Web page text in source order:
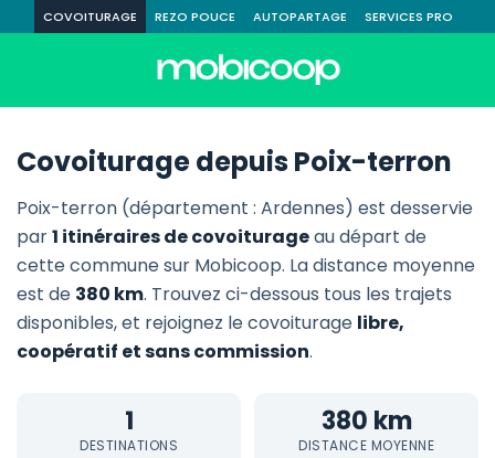
COVOITURAGE REZO POUCE AUTOPARTAGE SERVICES PRO
Covoiturage depuis Poix-terron
Poix-terron (département : Ardennes) est desservie
par1 itinéraires de covoiturageau départ de
cette commune sur Mobicoop. La distance moyenne
est de 380 km. Trouvez ci-dessous tous les trajets
disponibles, et rejoignez le covoiturage libre,
coopératif et sans commission.
1
DESTINATIONS
380 km
DISTANCE MOYENNE